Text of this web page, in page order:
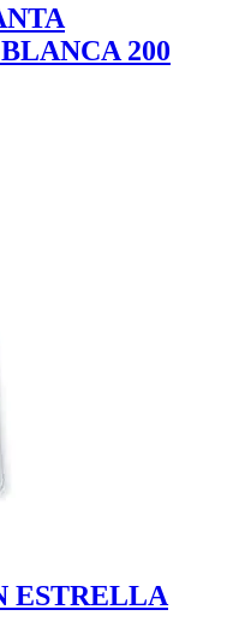
200
ESTRELLA